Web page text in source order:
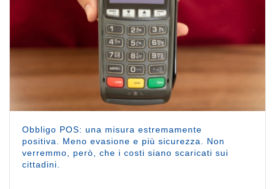
Obbligo POS: una misura estremamente
positiva. Meno evasione e più sicurezza. Non
verremmo, però, che i costi siano scaricati sui
cittadini.